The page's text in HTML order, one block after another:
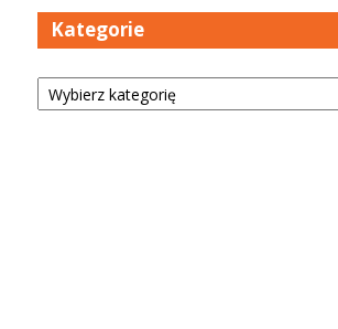
Kategorie
Kategorie